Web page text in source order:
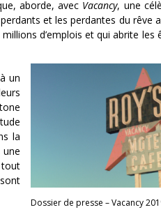
aborde, avec Vacancy, une
et les perdantes du rêve
d’emplois et qui abrite les
Dossier de presse – Vacancy
un
la
une
tout